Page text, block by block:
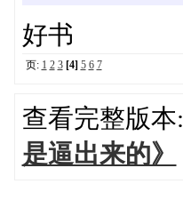
好书
页: 1 2 3 [4] 5 6 7
查看完整版本:
是逼出来的》